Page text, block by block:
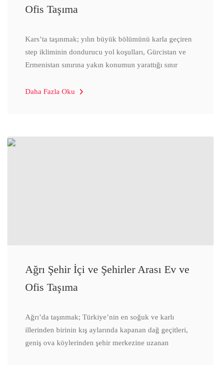
Ofis Taşıma
Kars’ta taşınmak; yılın büyük bölümünü karla geçiren
step ikliminin dondurucu yol koşulları, Gürcistan ve
Ermenistan sınırına yakın konumun yarattığı sınır
Daha Fazla Oku
Ağrı Şehir İçi ve Şehirler Arası Ev ve
Ofis Taşıma
Ağrı’da taşınmak; Türkiye’nin en soğuk ve karlı
illerinden birinin kış aylarında kapanan dağ geçitleri,
geniş ova köylerinden şehir merkezine uzanan